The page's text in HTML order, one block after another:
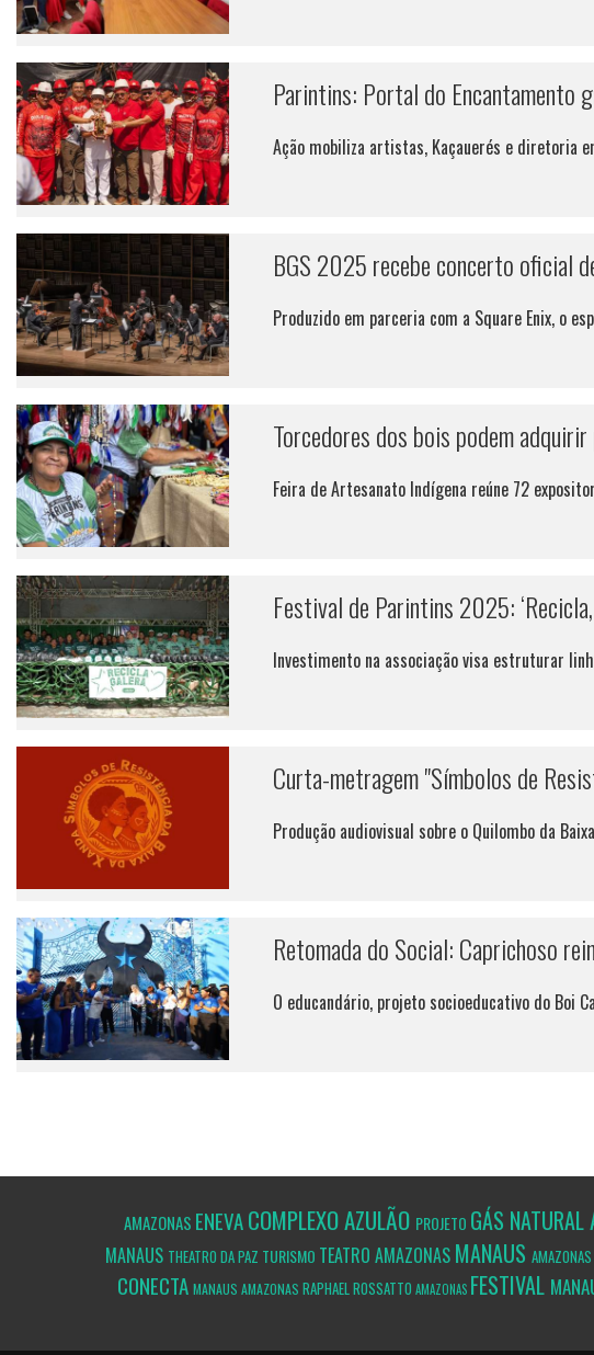
Parintins: Portal do Encantamento
Ação mobiliza artistas, Kaçauerés e diretoria
BGS 2025 recebe concerto oficial
Produzido em parceria com a Square Enix, o
Torcedores dos bois podem
Feira de Artesanato Indígena reúne 72
Festival de Parintins 2025:
Investimento na associação visa estruturar
Curta-metragem "Símbolos de
Produção audiovisual sobre o Quilombo da
Retomada do Social: Caprichoso
O educandário, projeto socioeducativo do Boi
AMAZONAS ENEVACOMPLEXO AZULÃO PROJETO GÁS NATURAL
MANAUS THEATRO DA PAZ TURISMO TEATRO AMAZONAS MANAUS AMAZONAS
CONECTA MANAUS AMAZONAS RAPHAEL ROSSATTO AMAZONAS FESTIVAL